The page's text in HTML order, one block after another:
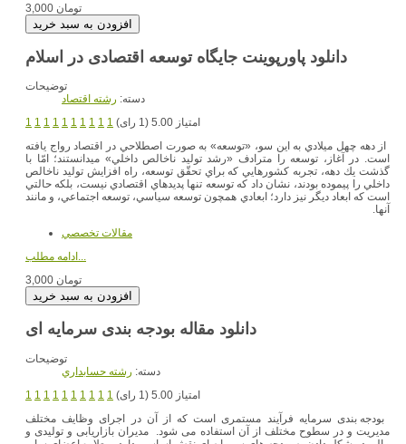
3,000 تومان
دانلود پاورپوینت جایگاه توسعه اقتصادی در اسلام
توضیحات
دسته: رشته اقتصاد
1 1 1 1 1 1 1 1 1 1
امتیاز 5.00 (1 رای)
از دهه چهل ميلادي به اين سو، «توسعه» به صورت اصطلاحي در اقتصاد رواج يافته
است. در آغاز، توسعه را مترادف «رشد توليد ناخالص داخلي» مي‏دانستند؛ امّا با
گذشت يك دهه، تجربه كشورهايي كه براي تحقّق توسعه، راه افزايش توليد ناخالص
داخلي را پيموده بودند، نشان داد كه توسعه تنها پديده‏اي اقتصادي نيست، بلكه حالتي
است كه ابعاد ديگر نيز دارد؛ ابعادي همچون توسعه سياسي، توسعه اجتماعي، و مانند
آن‏ها.
مقالات تخصصي
ادامه مطلب...
3,000 تومان
دانلود مقاله بودجه بندی سرمایه ای
توضیحات
دسته: رشته حسابداري
1 1 1 1 1 1 1 1 1 1
امتیاز 5.00 (1 رای)
بودجه بندی سرمایه فرآیند مستمری است که از آن در اجرای وظایف مختلف
مدیریت و در سطوح مختلف از آن استفاده می شود. مدیران بازاریابی و تولیدی و